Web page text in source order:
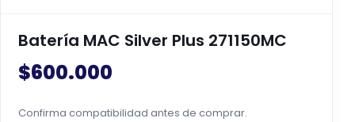
Batería MAC Silver Plus 271150MC
$600.000
Confirma compatibilidad antes de comprar.